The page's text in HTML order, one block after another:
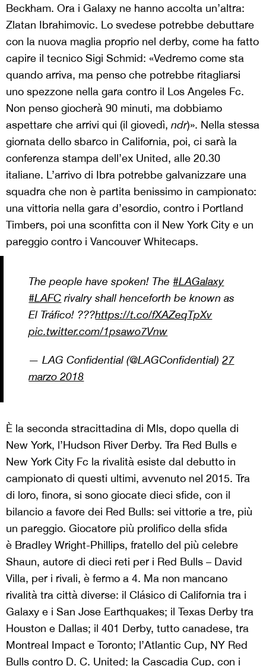
Beckham. Ora i Galaxy ne hanno accolta un’altra:
Zlatan Ibrahimovic. Lo svedese potrebbe debuttare
con la nuova maglia proprio nel derby, come ha fatto
capire il tecnico Sigi Schmid: «Vedremo come sta
quando arriva, ma penso che potrebbe ritagliarsi
uno spezzone nella gara contro il Los Angeles Fc.
Non penso giocherà 90 minuti, ma dobbiamo
aspettare che arrivi qui (il giovedì, ndr)». Nella stessa
giornata dello sbarco in California, poi, ci sarà la
conferenza stampa dell’ex United, alle 20.30
italiane. L’arrivo di Ibra potrebbe galvanizzare una
squadra che non è partita benissimo in campionato:
una vittoria nella gara d’esordio, contro i Portland
Timbers, poi una sconfitta con il New York City e un
pareggio contro i Vancouver Whitecaps.
The people have spoken! The#LAGalaxy
#LAFC rivalry shall henceforth be known as
El Tráfico! ???https://t.co/fXAZeqTpXv
pic.twitter.com/1psawo7Vnw
— LAG Confidential (@LAGConfidential)27
marzo 2018
È la seconda stracittadina di Mls, dopo quella di
New York, l’Hudson River Derby. Tra Red Bulls e
New York City Fc la rivalità esiste dal debutto in
campionato di questi ultimi, avvenuto nel 2015. Tra
di loro, finora, si sono giocate dieci sfide, con il
bilancio a favore dei Red Bulls: sei vittorie a tre, più
un pareggio. Giocatore più prolifico della sfida
è Bradley Wright-Phillips, fratello del più celebre
Shaun, autore di dieci reti per i Red Bulls – David
Villa, per i rivali, è fermo a 4. Ma non mancano
rivalità tra città diverse: il Clásico di California tra i
Galaxy e i San Jose Earthquakes; il Texas Derby tra
Houston e Dallas; il 401 Derby, tutto canadese, tra
Montreal Impact e Toronto; l’Atlantic Cup, NY Red
Bulls contro D. C. United; la Cascadia Cup, con i